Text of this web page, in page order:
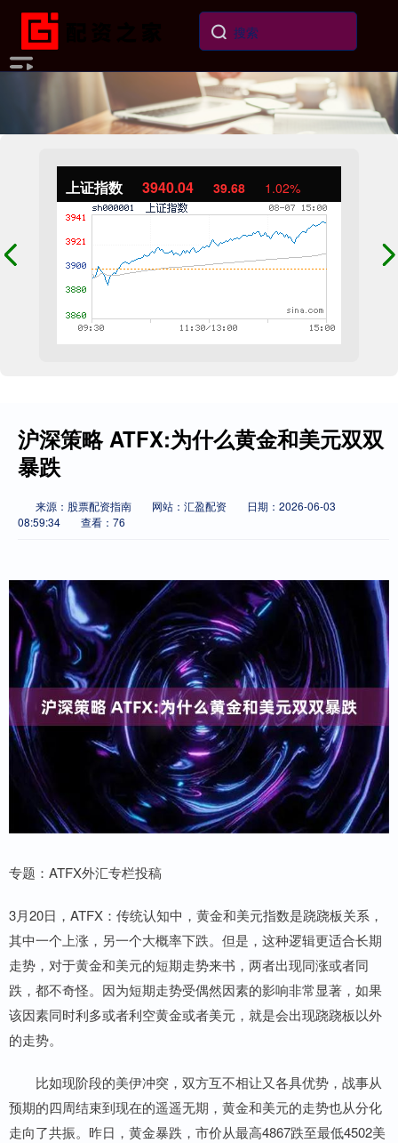
上证指数 3940.04 39.68 1.02%
沪深策略 ATFX:为什么黄金和美元双双
暴跌
来源：股票配资指南 网站：汇盈配资
日期：2026-06-03
08:59:34
查看：76
专题：ATFX外汇专栏投稿
3月20日，ATFX：传统认知中，黄金和美元指数是跷跷板关系，
其中一个上涨，另一个大概率下跌。但是，这种逻辑更适合长期
走势，对于黄金和美元的短期走势来书，两者出现同涨或者同
跌，都不奇怪。因为短期走势受偶然因素的影响非常显著，如果
该因素同时利多或者利空黄金或者美元，就是会出现跷跷板以外
的走势。
比如现阶段的美伊冲突，双方互不相让又各具优势，战事从
预期的四周结束到现在的遥遥无期，黄金和美元的走势也从分化
走向了共振。昨日，黄金暴跌，市价从最高4867跌至最低4502美